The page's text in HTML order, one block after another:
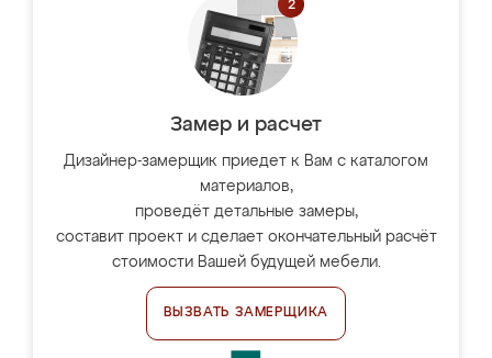
Замер и расчет
Дизайнер-замерщик приедет к Вам с каталогом
материалов,
проведёт детальные замеры,
составит проект и сделает окончательный расчёт
стоимости Вашей будущей мебели.
ВЫЗВАТЬ ЗАМЕРЩИКА